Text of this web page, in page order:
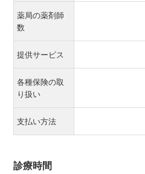
薬局の薬剤師
数
提供サービス
各種保険の取
り扱い
支払い方法
診療時間